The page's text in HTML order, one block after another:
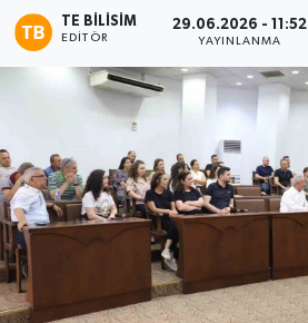
TE BILISIM
EDITÖR
29.06.2026 - 11:52
YAYINLANMA